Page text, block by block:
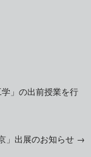
」の出前授業を行
」出展のお知らせ →